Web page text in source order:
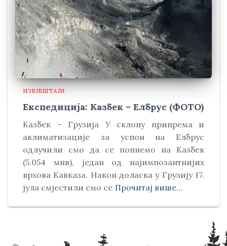
ИЗВЈЕШТАЈИ
Експедиција: Казбек – Елбрус (ФОТО)
Kазбек – Грузија У склопу припрема и
аклиматизације за успон на Елбрус
одлучили смо да се попнемо на Kазбек
(5.054 мнв), један од најимпозантнијих
врхова Kавказа. Након доласка у Грузију 17.
јула смјестили смо се Прочитај више…